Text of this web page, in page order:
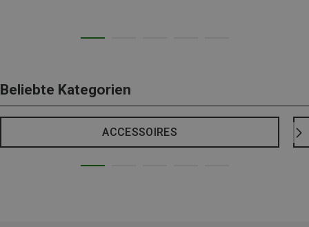
Beliebte Kategorien
ACCESSOIRES